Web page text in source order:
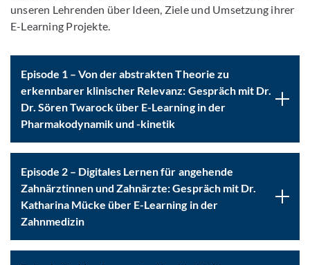
unseren Lehrenden über Ideen, Ziele und Umsetzung ihrer
E-Learning Projekte.
Episode 1 – Von der abstrakten Theorie zu
erkennbarer klinischer Relevanz: Gespräch mit Dr.
Dr. Sören Twarock über E-Learning in der
Pharmakodynamik und -kinetik
Episode 2 – Digitales Lernen für angehende
Zahnärztinnen und Zahnärzte: Gespräch mit Dr.
Katharina Mücke über E-Learning in der
Zahnmedizin